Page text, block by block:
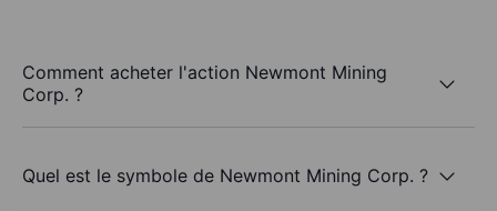
Comment acheter l'action Newmont Mining
Corp. ?
Quel est le symbole de Newmont Mining Corp. ?